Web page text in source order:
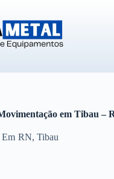
em Tibau –
Em RN,Tibau